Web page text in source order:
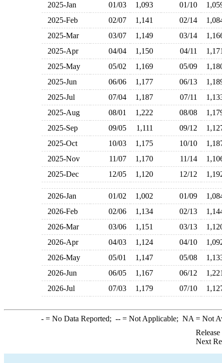
2025-Jan 01/03 1,093 01/10
2025-Feb
02/07 1,141 02/14
2025-Mar
03/07 1,149 03/14
2025-Apr
04/04 1,150 04/11
2025-May
05/02 1,169 05/09
2025-Jun
06/06 1,177 06/13
2025-Jul
07/04 1,187 07/11
2025-Aug
08/01 1,222 08/08
2025-Sep
09/05 1,111 09/12
2025-Oct
10/03 1,175 10/10
2025-Nov
11/07 1,170 11/14
2025-Dec
12/05 1,120 12/12
2026-Jan 01/02 1,002 01/09
2026-Feb
02/06 1,134 02/13
2026-Mar
03/06 1,151 03/13
2026-Apr
04/03 1,124 04/10
2026-May
05/01 1,147 05/08
2026-Jun
06/05 1,167 06/12
2026-Jul
07/03 1,179 07/10
-= No Data Reported; --= Not Applicable; NA = Not
Next